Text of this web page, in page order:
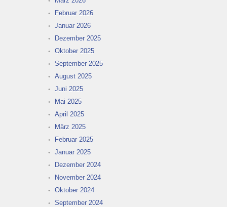
Februar 2026
Januar 2026
Dezember 2025
Oktober 2025
September 2025
August 2025
Juni 2025
Mai 2025
April 2025
März 2025
Februar 2025
Januar 2025
Dezember 2024
November 2024
Oktober 2024
September 2024